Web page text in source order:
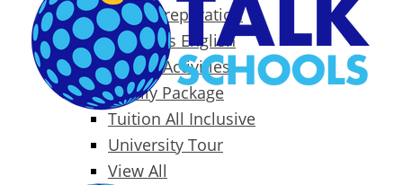
Exam Preparation
Business English
Packages & Activities
Family Package
Tuition All Inclusive
University Tour
View All